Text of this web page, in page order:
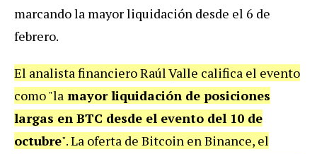
marcando la mayor liquidación desde el 6 de
febrero.
El analista financiero Raúl Valle califica el evento
como "la mayor liquidación de posiciones
largas en BTC desde el evento del 10 de
octubre". La oferta de Bitcoin en Binance, el